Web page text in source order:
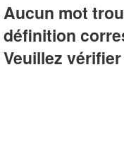
Aucun mot
définition
Veuillez